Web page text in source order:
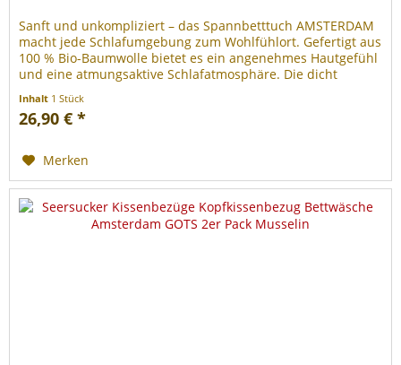
Sanft und unkompliziert – das Spannbetttuch AMSTERDAM
macht jede Schlafumgebung zum Wohlfühlort. Gefertigt aus
100 % Bio-Baumwolle bietet es ein angenehmes Hautgefühl
und eine atmungsaktive Schlafatmosphäre. Die dicht
Inhalt 1 Stück
26,90 € *
Merken